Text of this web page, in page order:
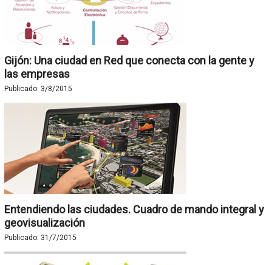
Gijón: Una ciudad en Red que conecta con la gente y
las empresas
Publicado: 3/8/2015
Entendiendo las ciudades. Cuadro de mando integral y
geovisualización
Publicado: 31/7/2015